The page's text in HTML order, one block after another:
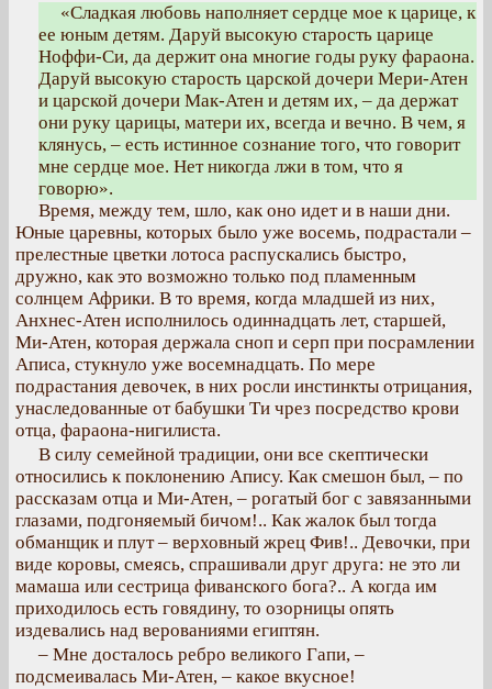
«Сладкая любовь наполняет сердце мое к царице, к
ее юным детям. Даруй высокую старость царице
Ноффи-Си, да держит она многие годы руку фараона.
Даруй высокую старость царской дочери Мери-Атен
и царской дочери Мак-Атен и детям их, – да держат
они руку царицы, матери их, всегда и вечно. В чем, я
клянусь, – есть истинное сознание того, что говорит
мне сердце мое. Нет никогда лжи в том, что я
говорю».
Время, между тем, шло, как оно идет и в наши дни.
Юные царевны, которых было уже восемь, подрастали –
прелестные цветки лотоса распускались быстро,
дружно, как это возможно только под пламенным
солнцем Африки. В то время, когда младшей из них,
Анхнес-Атен исполнилось одиннадцать лет, старшей,
Ми-Атен, которая держала сноп и серп при посрамлении
Аписа, стукнуло уже восемнадцать. По мере
подрастания девочек, в них росли инстинкты отрицания,
унаследованные от бабушки Ти чрез посредство крови
отца, фараона-нигилиста.
В силу семейной традиции, они все скептически
относились к поклонению Апису. Как смешон был, – по
рассказам отца и Ми-Атен, – рогатый бог с завязанными
глазами, подгоняемый бичом!.. Как жалок был тогда
обманщик и плут – верховный жрец Фив!.. Девочки, при
виде коровы, смеясь, спрашивали друг друга: не это ли
мамаша или сестрица фиванского бога?.. А когда им
приходилось есть говядину, то озорницы опять
издевались над верованиями египтян.
– Мне досталось ребро великого Гапи, –
подсмеивалась Ми-Атен, – какое вкусное!